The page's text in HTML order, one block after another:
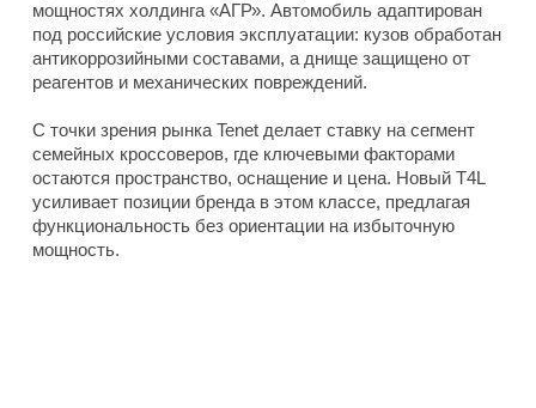
мощностях холдинга «АГР». Автомобиль адаптирован
под российские условия эксплуатации: кузов обработан
антикоррозийными составами, а днище защищено от
реагентов и механических повреждений.
С точки зрения рынка Tenet делает ставку на сегмент
семейных кроссоверов, где ключевыми факторами
остаются пространство, оснащение и цена. Новый T4L
усиливает позиции бренда в этом классе, предлагая
функциональность без ориентации на избыточную
мощность.